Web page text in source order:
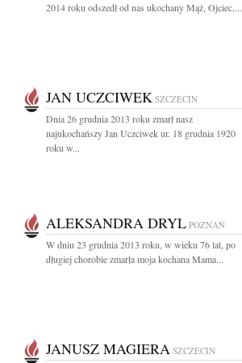
2014 roku odszedł od nas ukochany Mąż, Ojciec,...
JAN UCZCIWEK SZCZECIN
Dnia 26 grudnia 2013 roku zmarł nasz
najukochańszy Jan Uczciwek ur. 18 grudnia 1920
roku w...
ALEKSANDRA DRYL POZNAŃ
W dniu 23 grudnia 2013 roku, w wieku 76 lat, po
długiej chorobie zmarła moja kochana Mama...
JANUSZ MAGIERA SZCZECIN